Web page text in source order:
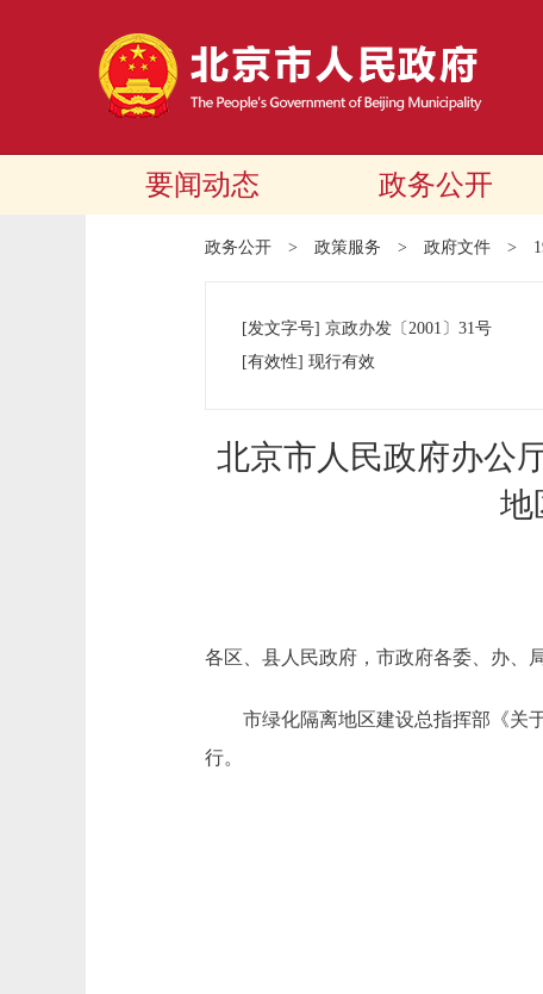
要闻动态 政务公开
政务公开 > 政策服务 > 政府文件 >
[发文字号] 京政办发 〔2001〕 31号
[有效性] 现行有效
北京市人民政府办公
地
各区、县人民政府，市政府各委、办、
市绿化隔离地区建设总指挥部《关于
行。